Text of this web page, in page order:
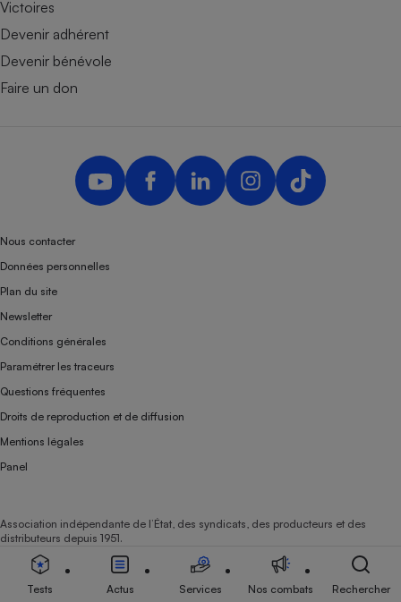
Victoires
Devenir adhérent
Devenir bénévole
Faire un don
Nous contacter
Données personnelles
Plan du site
Newsletter
Conditions générales
Paramétrer les traceurs
Questions fréquentes
Droits de reproduction et de diffusion
Mentions légales
Panel
Association indépendante de l’État, des syndicats, des producteurs et des
distributeurs depuis 1951.
Tests Actus Services Nos combats Rechercher